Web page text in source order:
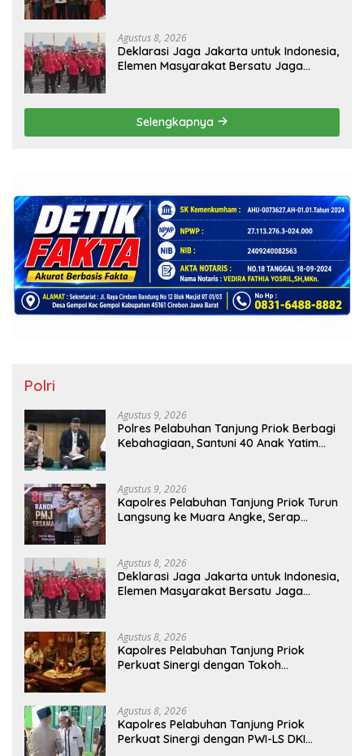
Agustus 8, 2026
Deklarasi Jaga Jakarta untuk Indonesia,
Elemen Masyarakat Bersatu Jaga
Selengkapnya
Polri
Agustus 9, 2026
Polres Pelabuhan Tanjung Priok Berbagi
Kebahagiaan, Santuni 40 Anak Yatim
Agustus 9, 2026
Kapolres Pelabuhan Tanjung Priok Turun
Langsung ke Muara Angke, Serap
Agustus 8, 2026
Deklarasi Jaga Jakarta untuk Indonesia,
Elemen Masyarakat Bersatu Jaga
Agustus 8, 2026
Kapolres Pelabuhan Tanjung Priok
Perkuat Sinergi dengan Tokoh
Agustus 8, 2026
Kapolres Pelabuhan Tanjung Priok
Perkuat Sinergi dengan PWI-LS DKI